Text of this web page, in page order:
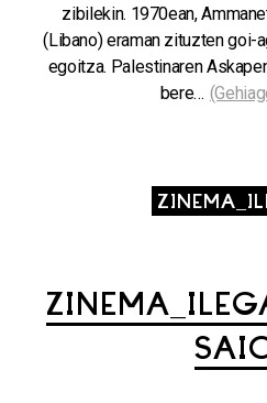
zibilekin. 1970ean,
(Libano) eraman zituzten goi-
egoitza. Palestinaren
bere…